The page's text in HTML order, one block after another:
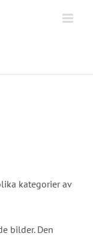
kategorier av
bilder. Den